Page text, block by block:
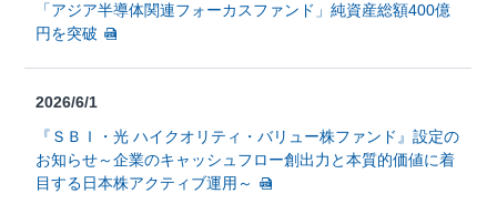
「アジア半導体関連フォーカスファンド」純資産総額400億
円を突破
2026/6/1
『ＳＢＩ・光 ハイクオリティ・バリュー株ファンド』設定の
お知らせ～企業のキャッシュフロー創出力と本質的価値に着
目する日本株アクティブ運用～